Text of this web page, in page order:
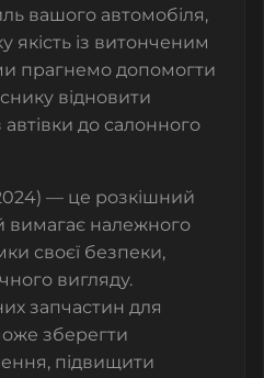
вашого автомобіля,
якість із витонченим
прагнемо допомогти
відновити
до салонного
— це розкішний
вимагає належного
своєї безпеки,
вигляду.
запчастин для
зберегти
підвищити